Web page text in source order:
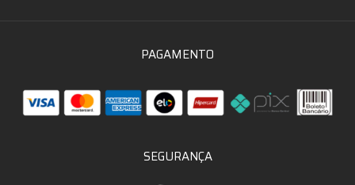
PAGAMENTO
SEGURANÇA